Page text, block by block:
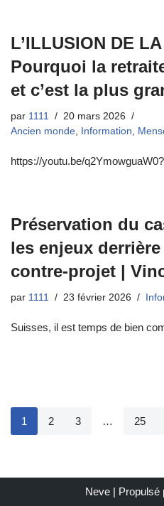
L’ILLUSION DE
Pourquoi la
et c’est la plus
par 1111
20 mars 2026
Ancien monde, Information,
https://youtu.be/
Préservation du
les enjeux
contre-projet |
par 1111 23 février 2026
Suisses, il est temps de bien
1 2 3 … 25
Neve | Propulsé